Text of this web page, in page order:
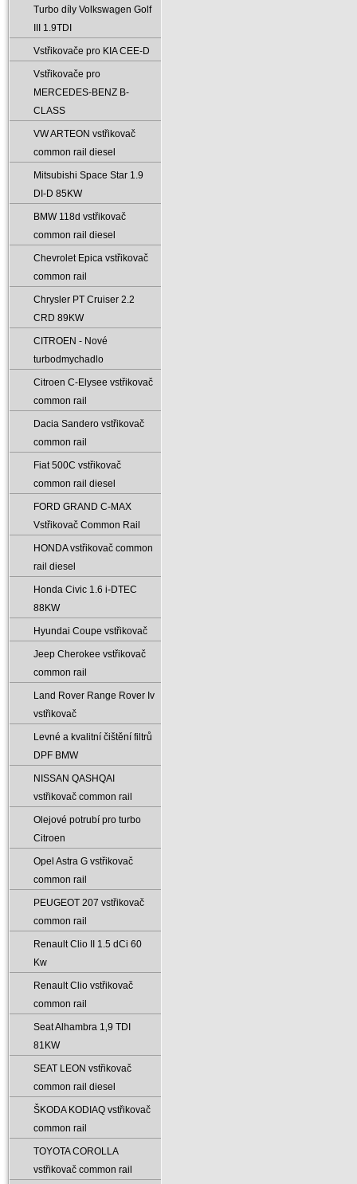
Turbo díly Volkswagen Golf
III 1.9TDI
Vstřikovače pro KIA CEE-D
Vstřikovače pro
MERCEDES-BENZ B-
CLASS
VW ARTEON vstřikovač
common rail diesel
Mitsubishi Space Star 1.9
DI-D 85KW
BMW 118d vstřikovač
common rail diesel
Chevrolet Epica vstřikovač
common rail
Chrysler PT Cruiser 2.2
CRD 89KW
CITROEN - Nové
turbodmychadlo
Citroen C-Elysee vstřikovač
common rail
Dacia Sandero vstřikovač
common rail
Fiat 500C vstřikovač
common rail diesel
FORD GRAND C-MAX
Vstřikovač Common Rail
HONDA vstřikovač common
rail diesel
Honda Civic 1.6 i-DTEC
88KW
Hyundai Coupe vstřikovač
Jeep Cherokee vstřikovač
common rail
Land Rover Range Rover Iv
vstřikovač
Levné a kvalitní čištění filtrů
DPF BMW
NISSAN QASHQAI
vstřikovač common rail
Olejové potrubí pro turbo
Citroen
Opel Astra G vstřikovač
common rail
PEUGEOT 207 vstřikovač
common rail
Renault Clio II 1.5 dCi 60
Kw
Renault Clio vstřikovač
common rail
Seat Alhambra 1‚9 TDI
81KW
SEAT LEON vstřikovač
common rail diesel
ŠKODA KODIAQ vstřikovač
common rail
TOYOTA COROLLA
vstřikovač common rail